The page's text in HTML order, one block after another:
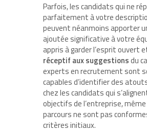
Parfois, les candidats qui ne
parfaitement à votre
peuvent néanmoins apporter
ajoutée significative à votre
appris à garder l’esprit ouvert
réceptif aux suggestionsdu
experts en recrutement sont
capables d’identifier des
chez les candidats qui
objectifs de l’entreprise,
parcours ne sont pas
critères initiaux.